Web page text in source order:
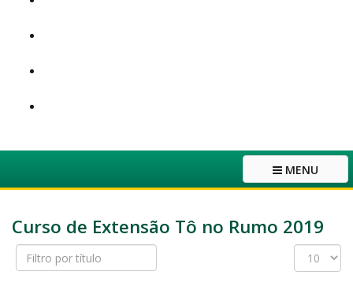
MENU
Curso de Extensão Tô no Rumo 2019
Filtro
por
Exibir
#